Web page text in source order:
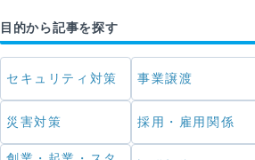
目的から記事を探す
セキュリティ対策 事業譲渡
災害対策 採用・雇用関係